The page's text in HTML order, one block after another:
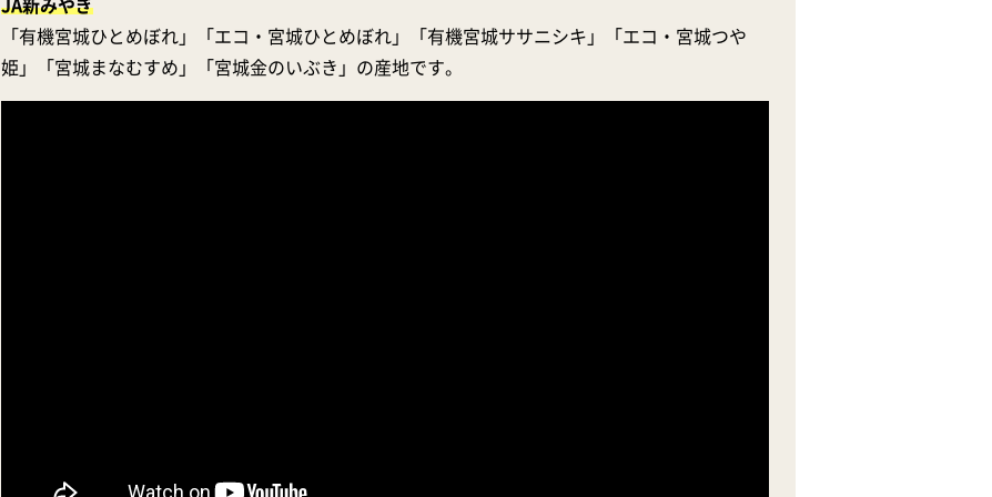
JA新みやぎ
「有機宮城ひとめぼれ」「エコ・宮城ひとめぼれ」「有機宮城ササニシキ」「エコ・宮城つや
姫」「宮城まなむすめ」「宮城金のいぶき」の産地です。